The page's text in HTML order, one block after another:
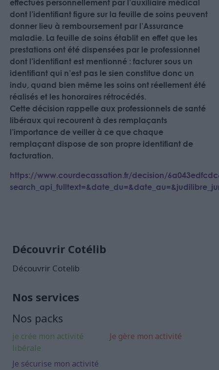
effectués personnellement par l’auxiliaire médical
dont l’identifiant figure sur la feuille de soins peuvent
donner lieu à remboursement par l’Assurance
maladie. La feuille de soins établit en effet que les
prestations ont été dispensées par le professionnel
dont l’identifiant est mentionné : facturer sous un
identifiant qui n’est pas le sien constitue donc un
indu, quand bien même les soins ont réellement été
réalisés et les honoraires rétrocédés.
Cette décision rappelle aux professionnels de santé
libéraux qui recourent à des remplaçants
l’importance de veiller à ce que chaque
remplaçant dispose de son propre identifiant de
facturation.
https://www.courdecassation.fr/decision/
Découvrir Cotélib
Découvrir Cotelib
Nos services
Nos packs
je crée mon activité
libérale
Je gère mon activité
Je sécurise mon activité